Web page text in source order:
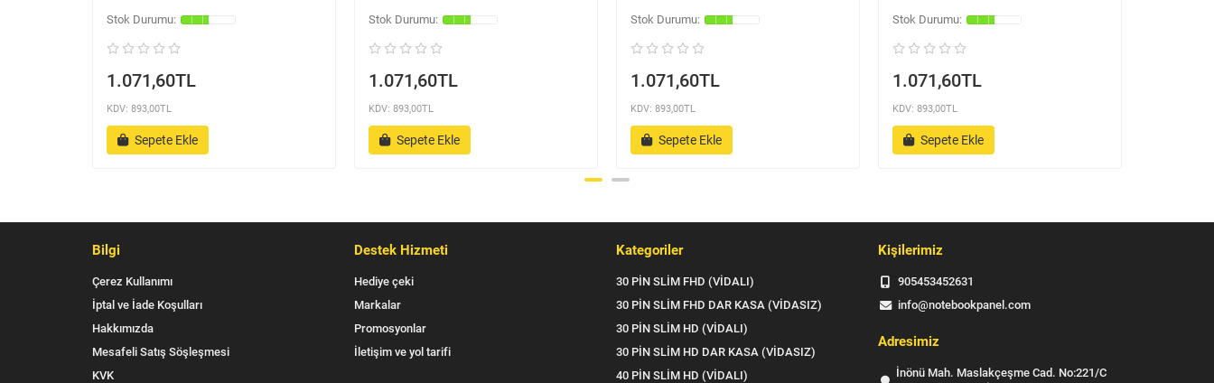
1.071,60TL
KDV: 893,00TL
Sepete Ekle
1.071,60TL
KDV: 893,00TL
Sepete Ekle
1.071,60TL
KDV: 893,00TL
Sepete Ekle
1.071,60TL
KDV: 893,00TL
Sepete Ekle
Bilgi
Çerez Kullanımı
İptal ve İade Koşulları
Hakkımızda
Mesafeli Satış Söşleşmesi
KVK
Destek Hizmeti
Hediye çeki
Markalar
Promosyonlar
İletişim ve yol tarifi
Kategoriler
30 PİN SLİM FHD (VİDALI)
30 PİN SLİM FHD DAR KASA (VİDASIZ)
30 PİN SLİM HD (VİDALI)
30 PİN SLİM HD DAR KASA (VİDASIZ)
40 PİN SLİM HD (VİDALI)
Kişilerimiz
905453452631
info@notebookpanel.com
Adresimiz
İnönü Mah. Maslakçeşme Cad. No:221/C